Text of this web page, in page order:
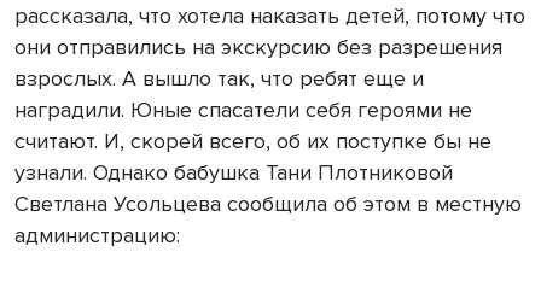
рассказала, что хотела наказать детей, потому что
они отправились на экскурсию без разрешения
взрослых. А вышло так, что ребят еще и
наградили. Юные спасатели себя героями не
считают. И, скорей всего, об их поступке бы не
узнали. Однако бабушка Тани Плотниковой
Светлана Усольцева сообщила об этом в местную
администрацию: